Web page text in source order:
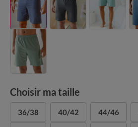
Choisir ma taille
36/38 40/42 44/46